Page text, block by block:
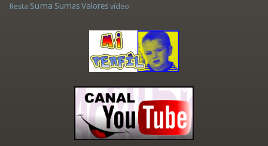
Resta Suma Sumas Valores vídeo